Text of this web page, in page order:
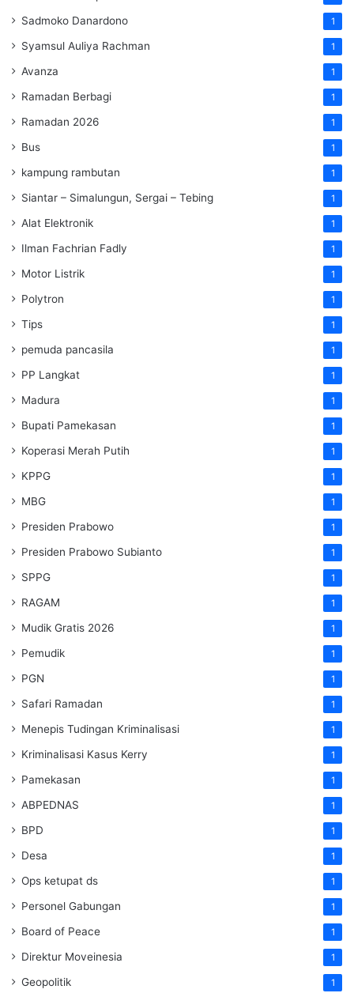
Sadmoko Danardono 1
Syamsul Auliya Rachman 1
Avanza 1
Ramadan Berbagi 1
Ramadan 2026 1
Bus 1
kampung rambutan 1
Siantar – Simalungun, Sergai – Tebing 1
Alat Elektronik 1
Ilman Fachrian Fadly 1
Motor Listrik 1
Polytron 1
Tips 1
pemuda pancasila 1
PP Langkat 1
Madura 1
Bupati Pamekasan 1
Koperasi Merah Putih 1
KPPG 1
MBG 1
Presiden Prabowo 1
Presiden Prabowo Subianto 1
SPPG 1
RAGAM 1
Mudik Gratis 2026 1
Pemudik 1
PGN 1
Safari Ramadan 1
Menepis Tudingan Kriminalisasi 1
Kriminalisasi Kasus Kerry 1
Pamekasan 1
ABPEDNAS 1
BPD 1
Desa 1
Ops ketupat ds 1
Personel Gabungan 1
Board of Peace 1
Direktur Moveinesia 1
Geopolitik 1